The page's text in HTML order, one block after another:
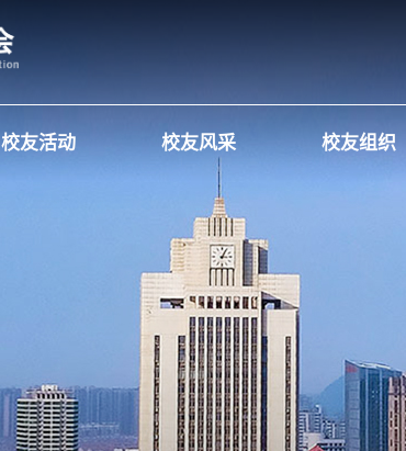
校友活动 校友风采 校友组织